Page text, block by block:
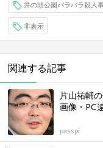
井の頭公園バラバラ殺人
非表示
関連する記事
片山祐輔
画像・PC
passpi